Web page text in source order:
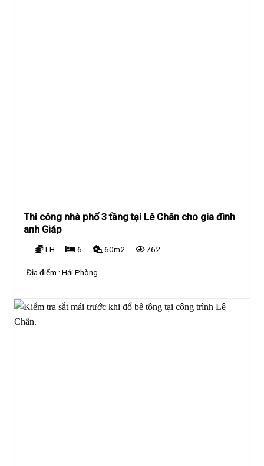
Thi công nhà phố 3 tầng tại Lê Chân cho gia đình
anh Giáp
LH 6 60m2 762
Địa điểm :Hải Phòng